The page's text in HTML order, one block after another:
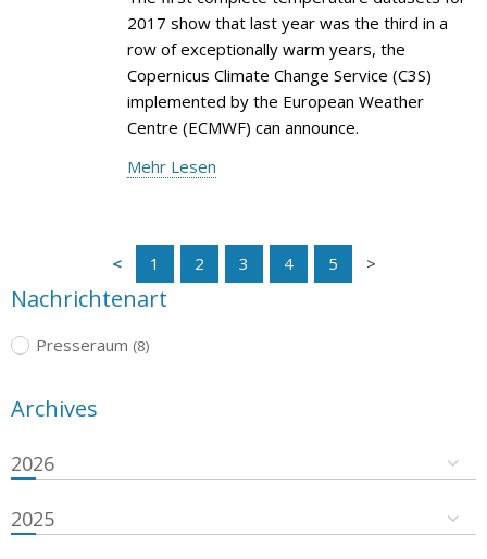
2017 show that last year was the third in a
row of exceptionally warm years, the
Copernicus Climate Change Service (C3S)
implemented by the European Weather
Centre (ECMWF) can announce.
Mehr Lesen
1 2 3 4 5
Nachrichtenart
Presseraum (8)
Archives
2026
2025